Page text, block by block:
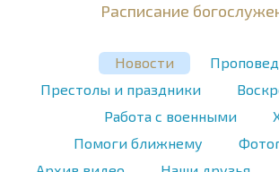
Расписание
Новости
Престолы и праздники
Работа с военными
Помоги ближнему